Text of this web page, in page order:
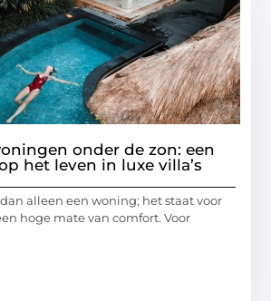
onder de zon: een
het leven in luxe villa’s
alleen een woning; het staat voor
hoge mate van comfort. Voor